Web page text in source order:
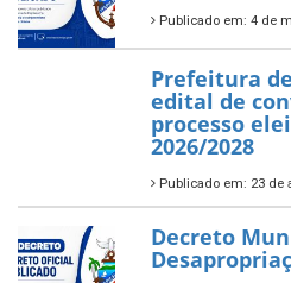
Publicado em: 4 de
Prefeitura
edital de
processo
2026/2028
Publicado em: 23 de
Decreto